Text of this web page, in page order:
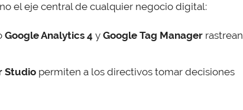
el eje central de cualquier negocio digital:
Google Analytics 4 y Google Tag Manager rastrean
Studio permiten a los directivos tomar decisiones